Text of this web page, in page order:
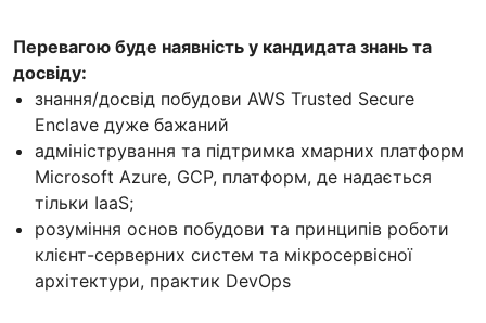
Перевагою буде наявність у кандидата знань та
досвіду:
знання/досвід побудови AWS Trusted Secure
Enclave дуже бажаний
адміністрування та підтримка хмарних платформ
Microsoft Azure, GCP, платформ, де надається
тільки IaaS;
розуміння основ побудови та принципів роботи
клієнт-серверних систем та мікросервісної
архітектури, практик DevOps